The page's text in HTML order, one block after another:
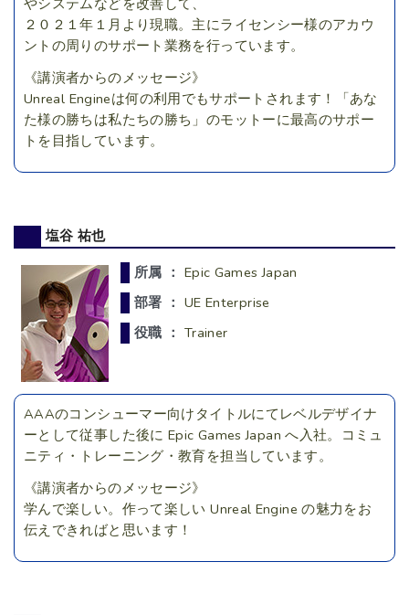
やシステムなどを改善して、
２０２１年１月より現職。主にライセンシー様のアカウ
ントの周りのサポート業務を行っています。
《講演者からのメッセージ》
Unreal Engineは何の利用でもサポートされます！「あな
た様の勝ちは私たちの勝ち」のモットーに最高のサポー
トを目指しています。
塩谷 祐也
所属 ： Epic Games Japan
部署 ： UE Enterprise
役職 ： Trainer
AAAのコンシューマー向けタイトルにてレベルデザイナ
ーとして従事した後に Epic Games Japan へ入社。コミュ
ニティ・トレーニング・教育を担当しています。
《講演者からのメッセージ》
学んで楽しい。作って楽しい Unreal Engine の魅力をお
伝えできればと思います！